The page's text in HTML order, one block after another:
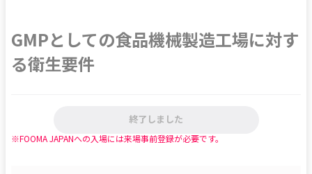
GMPとしての食品機械製造工場に対す
る衛生要件
終了しました
※FOOMA JAPANへの入場には来場事前登録が必要です。